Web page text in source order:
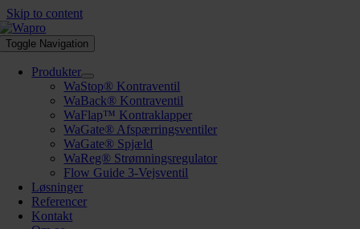
Skip to content
Toggle Navigation
Produkter
WaStop® Kontraventil
WaBack® Kontraventil
WaFlap™ Kontraklapper
WaGate® Afspærringsventiler
WaGate® Spjæld
WaReg® Strømningsregulator
Flow Guide 3-Vejsventil
Løsninger
Referencer
Kontakt